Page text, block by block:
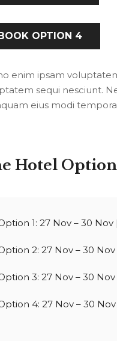
BOOK OPTION 4
enim ipsam
sequi nesciunt.
eius modi
Hotel
1: 27 Nov – 30 Nov
2: 27 Nov – 30 Nov
3: 27 Nov – 30 Nov
4: 27 Nov – 30 Nov